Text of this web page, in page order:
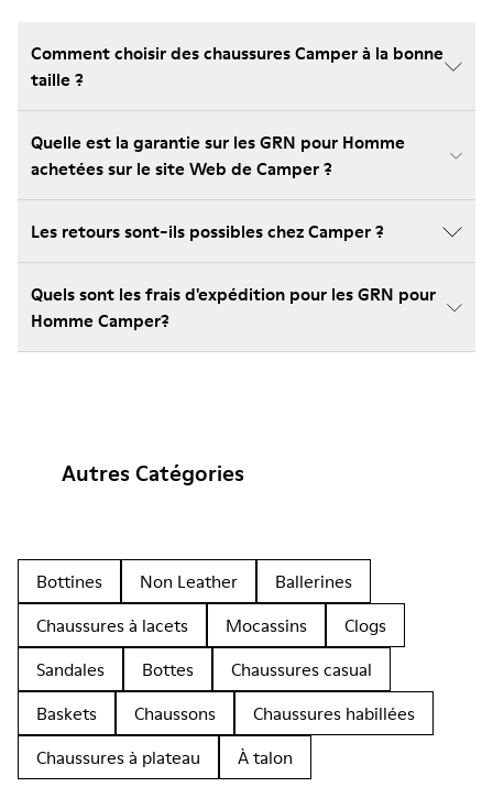
Comment choisir des chaussures Camper à la bonne
taille ?
Quelle est la garantie sur les GRN pour Homme
achetées sur le site Web de Camper ?
Les retours sont-ils possibles chez Camper ?
Quels sont les frais d'expédition pour les GRN pour
Homme Camper?
Autres Catégories
Bottines Non Leather
Ballerines
Chaussures à lacets
Mocassins
Clogs
Sandales
Bottes
Chaussures casual
Baskets
Chaussons
Chaussures habillées
Chaussures à plateau
À talon